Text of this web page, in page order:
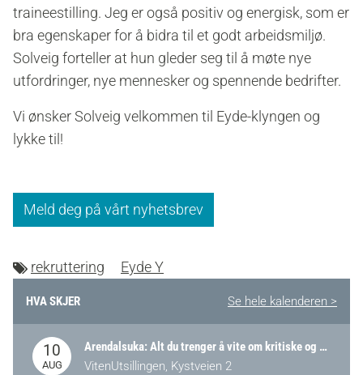
traineestilling. Jeg er også positiv og energisk, som er
bra egenskaper for å bidra til et godt arbeidsmiljø.
Solveig forteller at hun gleder seg til å møte nye
utfordringer, nye mennesker og spennende bedrifter.
Vi ønsker Solveig velkommen til Eyde-klyngen og
lykke til!
Meld deg på vårt nyhetsbrev
rekruttering Eyde Y
HVA SKJER Se hele kalenderen >
10
AUG
Arendalsuka: Alt du trenger å vite om kritiske og strategiske verdikjeder i Norge
VitenUtsillingen, Kystveien 2